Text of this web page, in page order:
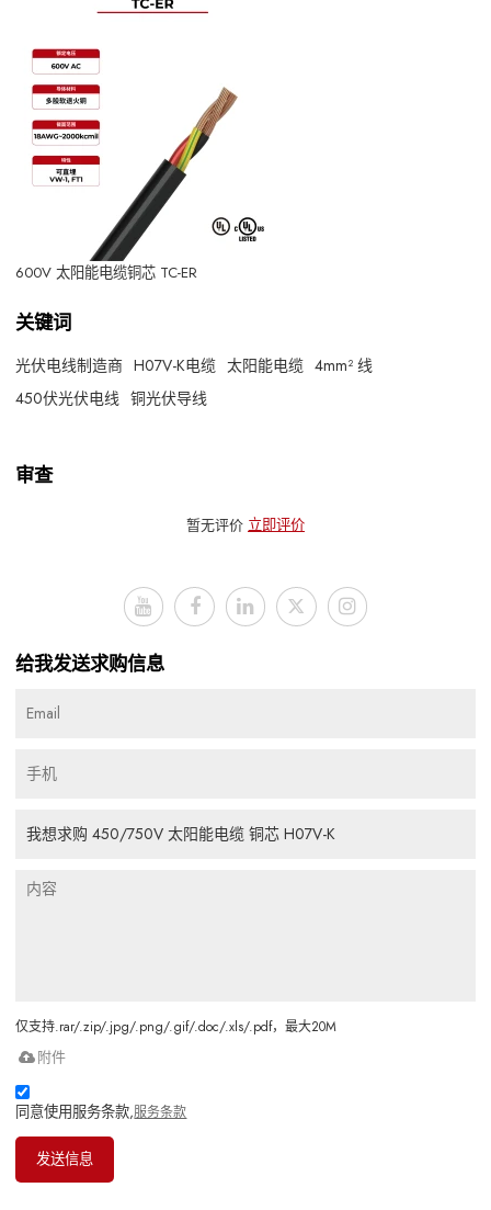
600V 太阳能电缆铜芯 TC-ER
关键词
光伏电线制造商 H07V-K电缆 太阳能电缆 4mm² 线
450伏光伏电线 铜光伏导线
审查
暂无评价 立即评价
给我发送求购信息
仅支持.rar/.zip/.jpg/.png/.gif/.doc/.xls/.pdf，最大20M
附件
同意使用服务条款,服务条款
发送信息